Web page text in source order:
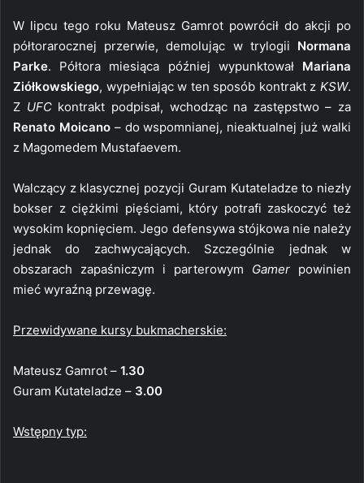
W lipcu tego roku Mateusz Gamrot powrócił do akcji po
półtorarocznej przerwie, demolując w trylogii Normana
Parke. Półtora miesiąca później wypunktował Mariana
Ziółkowskiego, wypełniając w ten sposób kontrakt z KSW.
Z UFCkontrakt podpisał, wchodząc na zastępstwo – za
Renato Moicano– do wspomnianej, nieaktualnej już walki
z Magomedem Mustafaevem.
Walczący z klasycznej pozycji Guram Kutateladze to niezły
bokser z ciężkimi pięściami, który potrafi zaskoczyć też
wysokim kopnięciem. Jego defensywa stójkowa nie należy
jednak do zachwycających. Szczególnie jednak w
obszarach zapaśniczym i parterowym Gamer powinien
mieć wyraźną przewagę.
Przewidywane kursy bukmacherskie:
Mateusz Gamrot – 1.30
Guram Kutateladze – 3.00
Wstępny typ: